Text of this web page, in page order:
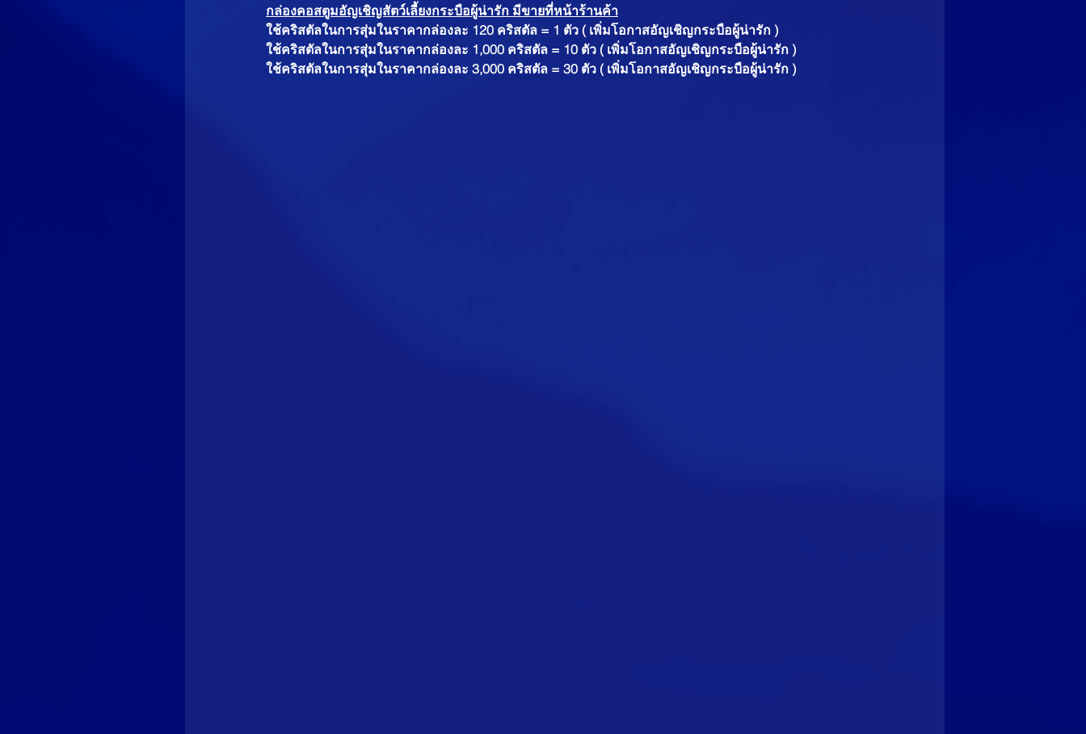
กล่องคอสตูมอัญเชิญสัตว์เลี้ยงกระบือผู้น่ารัก มีขายที่หน้าร้านค้า
ใช้คริสตัลในการสุ่มในราคากล่องละ 120 คริสตัล = 1 ตัว ( เพิ่มโอกาสอัญเชิญกระบือผู้น่ารัก )
ใช้คริสตัลในการสุ่มในราคากล่องละ 1,000 คริสตัล = 10 ตัว ( เพิ่มโอกาสอัญเชิญกระบือผู้น่ารัก )
ใช้คริสตัลในการสุ่มในราคากล่องละ 3,000 คริสตัล = 30 ตัว ( เพิ่มโอกาสอัญเชิญกระบือผู้น่ารัก )